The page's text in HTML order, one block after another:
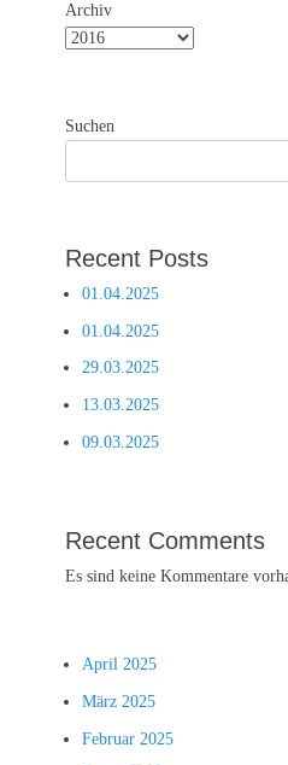
Archiv
Suchen
Recent Posts
01.04.2025
01.04.2025
29.03.2025
13.03.2025
09.03.2025
Recent Comments
Es sind keine Kommentare
April 2025
März 2025
Februar 2025